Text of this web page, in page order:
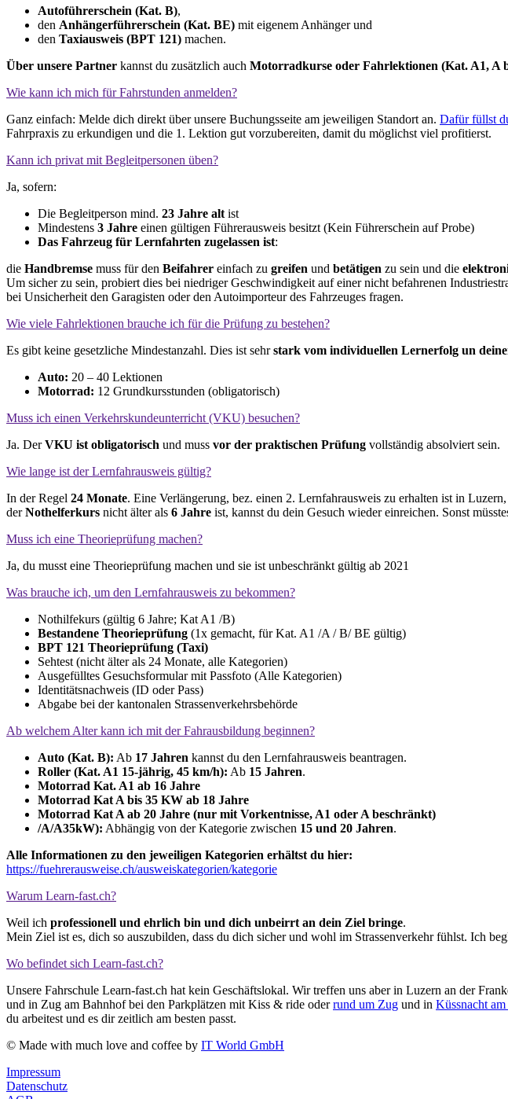
Autoführerschein (Kat. B),
den Anhängerführerschein (Kat. BE) mit eigenem Anhänger und
den Taxiausweis (BPT 121) machen.
Über unsere Partner kannst du zusätzlich auch Motorradkurse oder Fahrlektionen (Kat. A1, A
Wie kann ich mich für Fahrstunden anmelden?
Ganz einfach: Melde dich direkt über unsere Buchungsseite am jeweiligen Standort an. Dafür füllst
Fahrpraxis zu erkundigen und die 1. Lektion gut vorzubereiten, damit du möglichst viel profitierst.
Kann ich privat mit Begleitpersonen üben?
Ja, sofern:
Die Begleitperson mind. 23 Jahre alt ist
Mindestens 3 Jahre einen gültigen Führerausweis besitzt (Kein Führerschein auf Probe)
Das Fahrzeug für Lernfahrten zugelassen ist:
die Handbremse muss für den Beifahrer einfach zu greifen und betätigen zu sein und die
Um sicher zu sein, probiert dies bei niedriger Geschwindigkeit auf einer nicht befahrenen
bei Unsicherheit den Garagisten oder den Autoimporteur des Fahrzeuges fragen.
Wie viele Fahrlektionen brauche ich für die Prüfung zu bestehen?
Es gibt keine gesetzliche Mindestanzahl. Dies ist sehrstark vom individuellen Lernerfolg un
Auto: 20 – 40 Lektionen
Motorrad: 12 Grundkursstunden (obligatorisch)
Muss ich einen Verkehrskundeunterricht (VKU) besuchen?
Ja. DerVKU ist obligatorisch und muss vor der praktischen Prüfung vollständig absolviert sein.
Wie lange ist der Lernfahrausweis gültig?
In der Regel 24 Monate. Eine Verlängerung, bez. einen 2. Lernfahrausweis zu erhalten ist in
derNothelferkurs nicht älter als 6 Jahre ist, kannst du dein Gesuch wieder einreichen. Sonst
Muss ich eine Theorieprüfung machen?
Ja, du musst eine Theorieprüfung machen und sie ist unbeschränkt gültig ab 2021
Was brauche ich, um den Lernfahrausweis zu bekommen?
Nothilfekurs (gültig 6 Jahre; Kat A1 /B)
Bestandene Theorieprüfung (1x gemacht, für Kat. A1 /A / B/ BE gültig)
BPT 121 Theorieprüfung (Taxi)
Sehtest (nicht älter als 24 Monate, alle Kategorien)
Ausgefülltes Gesuchsformular mit Passfoto (Alle Kategorien)
Identitätsnachweis (ID oder Pass)
Abgabe bei der kantonalen Strassenverkehrsbehörde
Ab welchem Alter kann ich mit der Fahrausbildung beginnen?
Auto (Kat. B): Ab 17 Jahren kannst du den Lernfahrausweis beantragen.
Roller (Kat. A1 15-jährig, 45 km/h): Ab 15 Jahren.
Motorrad Kat. A1 ab 16 Jahre
Motorrad Kat A bis 35 KW ab 18 Jahre
Motorrad Kat A ab 20 Jahre (nur mit Vorkentnisse, A1 oder A beschränkt)
/A/A35kW): Abhängig von der Kategorie zwischen 15 und 20 Jahren.
Alle Informationen zu den jeweiligen Kategorien erhältst du hier:
https://fuehrerausweise.ch/ausweiskategorien/kategorie
Warum Learn-fast.ch?
Weil ich professionell und ehrlich bin und dich unbeirrt an dein Ziel bringe.
Mein Ziel ist es, dich so auszubilden, dass du dich sicher und wohl im Strassenverkehr fühlst. Ich
Wo befindet sich Learn-fast.ch?
Unsere Fahrschule Learn-fast.ch hat kein Geschäftslokal. Wir treffen uns aber in Luzern an der
und in Zug am Bahnhof bei den Parkplätzen mit Kiss & ride oderrund um Zug und in Küssnacht
du arbeitest und es dir zeitlich am besten passt.
© Made with much love and coffee by IT World GmbH
Impressum
Datenschutz